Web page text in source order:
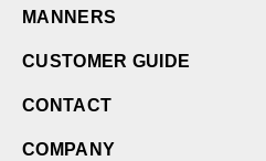
MANNERS
CUSTOMER GUIDE
CONTACT
COMPANY